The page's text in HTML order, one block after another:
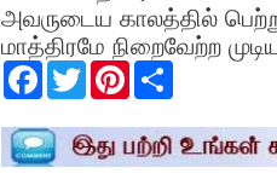
அவருடைய காலத்தில்
மாத்திரமே நிறைவேற்ற
F
e
b
o
T
w
t
t
e
P
t
e
r
r
e